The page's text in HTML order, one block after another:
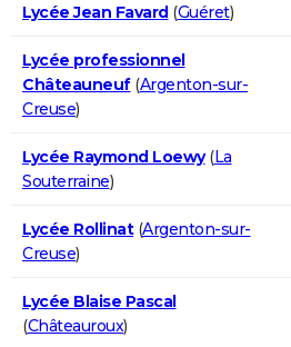
Lycée Jean Favard(Guéret)
Lycée professionnel
Châteauneuf(Argenton-sur-
Creuse)
Lycée Raymond Loewy(La
Souterraine)
Lycée Rollinat(Argenton-sur-
Creuse)
Lycée Blaise Pascal
(Châteauroux)